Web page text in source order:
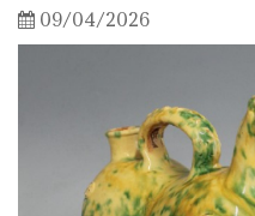
09/04/2026